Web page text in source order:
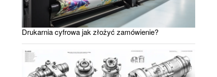
Drukarnia cyfrowa jak złożyć zamówienie?